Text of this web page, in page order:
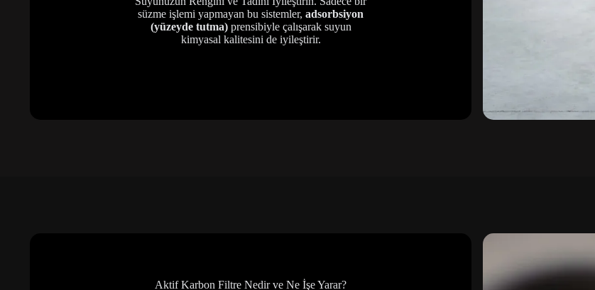
süzme işlemi yapmayan bu sistemler, adsorbsiyon
(yüzeyde tutma)prensibiyle çalışarak suyun
kimyasal kalitesini de iyileştirir.
Aktif Karbon Filtre Nedir ve Ne İşe Yarar?